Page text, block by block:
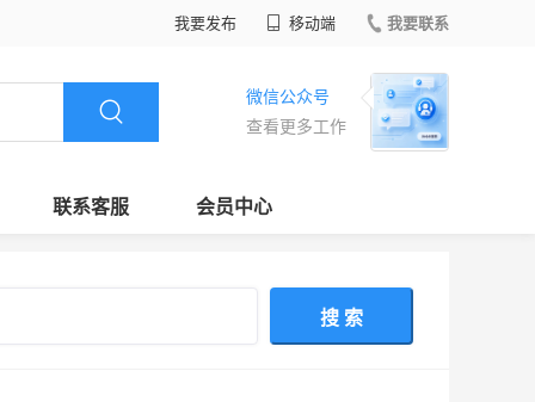
我要发布 移动端 我要联系
微信公众号
查看更多工作
联系客服 会员中心
搜 索